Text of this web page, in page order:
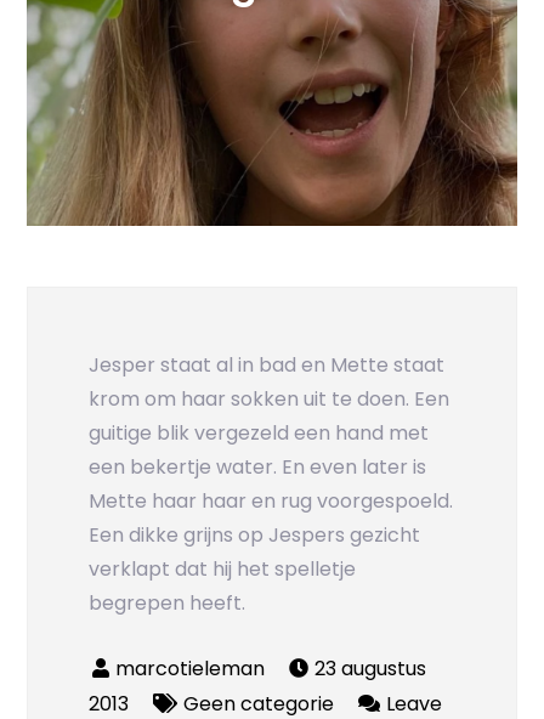
Jesper staat al in bad en Mette staat
krom om haar sokken uit te doen. Een
guitige blik vergezeld een hand met
een bekertje water. En even later is
Mette haar haar en rug voorgespoeld.
Een dikke grijns op Jespers gezicht
verklapt dat hij het spelletje
begrepen heeft.
23 augustus
2013
Geen categorie
Leave